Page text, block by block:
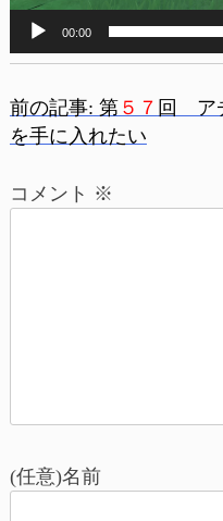
00:00
投
稿
ン
前の記事: 第５７ 回 ア
を手に入れたい
コメント ※
(任意)名前